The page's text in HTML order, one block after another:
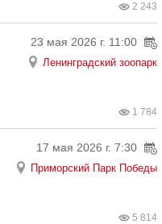
2 243
23 мая 2026 г. 11:00
Ленинградский зоопарк
1 784
17 мая 2026 г. 7:30
Приморский Парк Победы
5 814